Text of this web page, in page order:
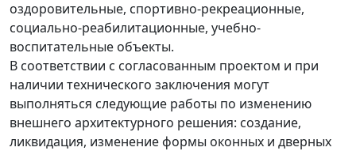
оздоровительные, спортивно-рекреационные,
социально-реабилитационные, учебно-
воспитательные объекты.
В соответствии с согласованным проектом и при
наличии технического заключения могут
выполняться следующие работы по изменению
внешнего архитектурного решения: создание,
ликвидация, изменение формы оконных и дверных